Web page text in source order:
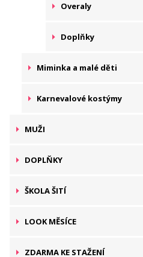
Overaly
Doplňky
Miminka a malé děti
Karnevalové kostýmy
MUŽI
DOPLŇKY
ŠKOLA ŠITÍ
LOOK MĚSÍCE
ZDARMA KE STAŽENÍ